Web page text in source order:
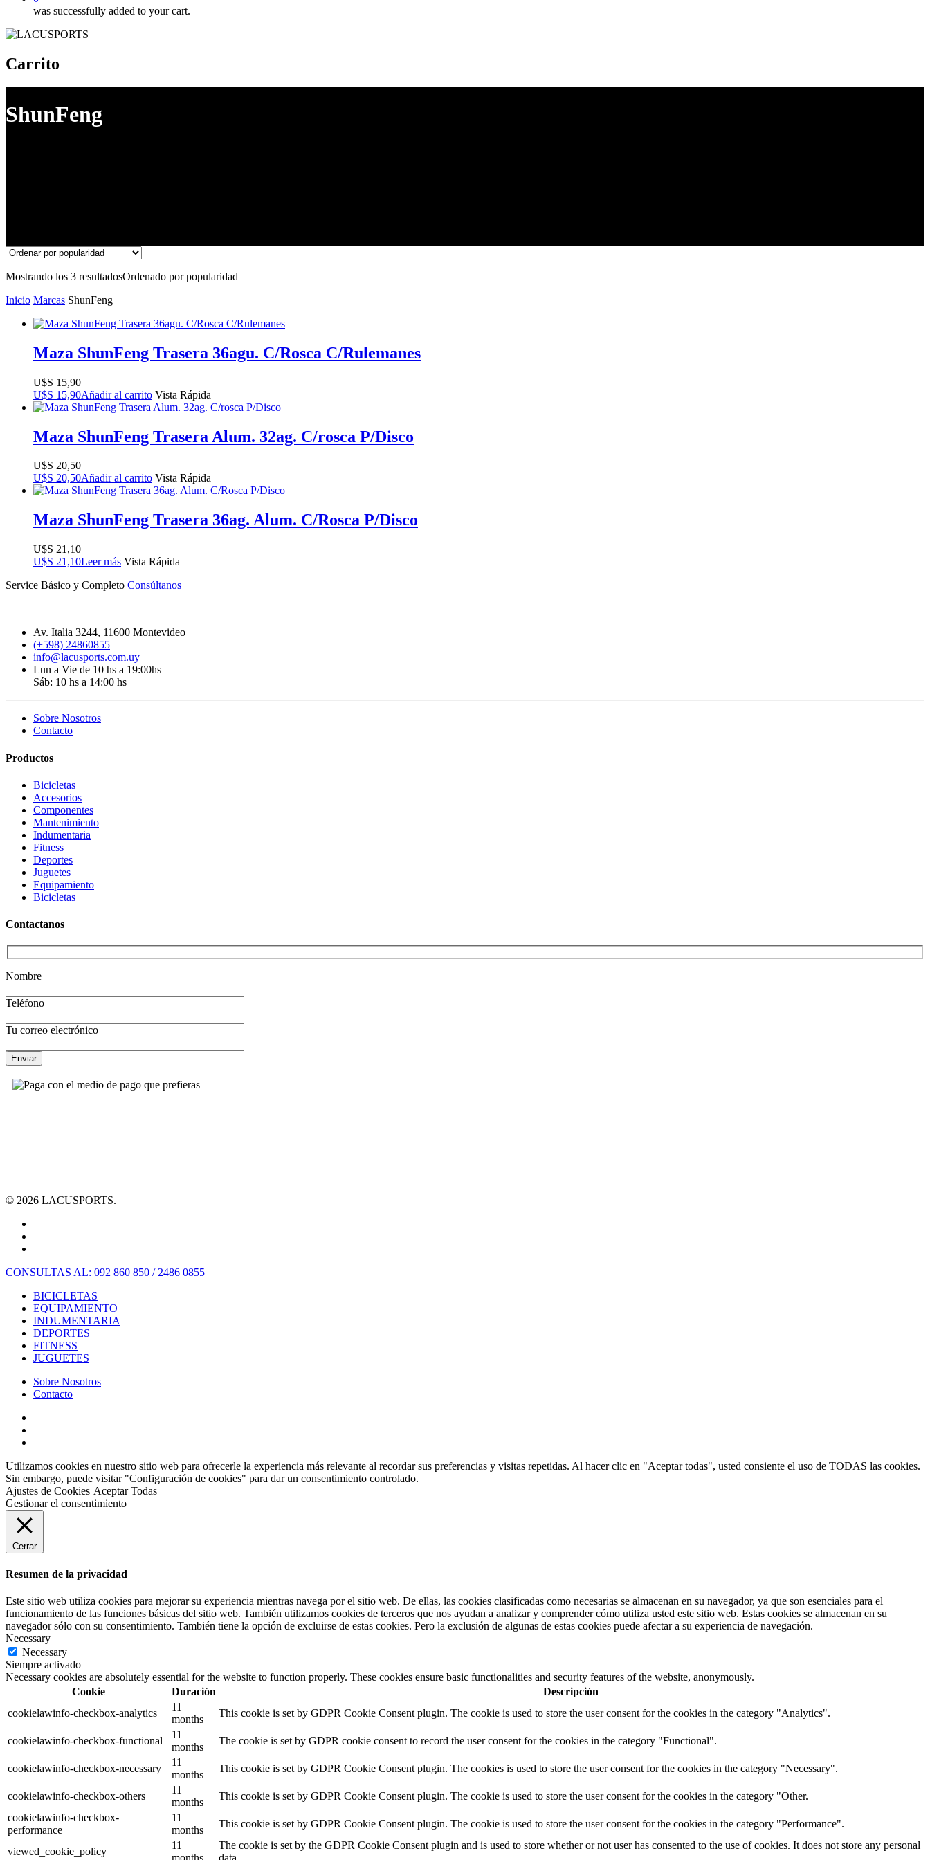
was successfully added to your cart.
Carrito
ShunFeng
Mostrando los 3 resultadosOrdenado por popularidad
Inicio Marcas ShunFeng
Maza ShunFeng Trasera 36agu. C/Rosca C/Rulemanes
$
15,90
$
15,90Añadir al carrito Vista Rápida
Maza ShunFeng Trasera Alum. 32ag. C/rosca P/Disco
$
20,50
$
20,50Añadir al carrito Vista Rápida
Maza ShunFeng Trasera 36ag. Alum. C/Rosca P/Disco
$
21,10
$
21,10Leer más Vista Rápida
Service Básico y Completo Consúltanos
Av. Italia 3244, 11600 Montevideo
(+598) 24860855
info@lacusports.com.uy
Lun a Vie de 10 hs a 19:00hs
Sáb: 10 hs a 14:00 hs
Sobre Nosotros
Contacto
Productos
Bicicletas
Accesorios
Componentes
Mantenimiento
Indumentaria
Fitness
Deportes
Juguetes
Equipamiento
Bicicletas
Contactanos
Nombre
Teléfono
Tu correo electrónico
© 2026 LACUSPORTS.
CONSULTAS AL: 092 860 850 / 2486 0855
BICICLETAS
EQUIPAMIENTO
INDUMENTARIA
DEPORTES
FITNESS
JUGUETES
Sobre Nosotros
Contacto
Utilizamos cookies en nuestro sitio web para ofrecerle la experiencia más relevante al recordar sus preferencias y visitas repetidas. Al hacer clic en "Aceptar todas", usted consiente el uso de TODAS las cookies.
Sin embargo, puede visitar "Configuración de cookies" para dar un consentimiento controlado.
Ajustes de Cookies Aceptar Todas
Gestionar el consentimiento
Cerrar
Resumen de la privacidad
Este sitio web utiliza cookies para mejorar su experiencia mientras navega por el sitio web. De ellas, las cookies clasificadas como necesarias se almacenan en su navegador, ya que son esenciales para el
funcionamiento de las funciones básicas del sitio web. También utilizamos cookies de terceros que nos ayudan a analizar y comprender cómo utiliza usted este sitio web. Estas cookies se almacenan en su
navegador sólo con su consentimiento. También tiene la opción de excluirse de estas cookies. Pero la exclusión de algunas de estas cookies puede afectar a su experiencia de navegación.
Necessary
Necessary
Siempre activado
Necessary cookies are absolutely essential for the website to function properly. These cookies ensure basic functionalities and security features of the website, anonymously.
Cookie
Duración
Descripción
cookielawinfo-checkbox-analytics
11
months
This cookie is set by GDPR Cookie Consent plugin. The cookie is used to store the user consent for the cookies in the category "Analytics".
cookielawinfo-checkbox-functional
11
months
The cookie is set by GDPR cookie consent to record the user consent for the cookies in the category "Functional".
cookielawinfo-checkbox-necessary
11
months
This cookie is set by GDPR Cookie Consent plugin. The cookies is used to store the user consent for the cookies in the category "Necessary".
cookielawinfo-checkbox-others
11
months
This cookie is set by GDPR Cookie Consent plugin. The cookie is used to store the user consent for the cookies in the category "Other.
cookielawinfo-checkbox-
performance
11
months
This cookie is set by GDPR Cookie Consent plugin. The cookie is used to store the user consent for the cookies in the category "Performance".
viewed_cookie_policy
11
The cookie is set by the GDPR Cookie Consent plugin and is used to store whether or not user has consented to the use of cookies. It does not store any personal